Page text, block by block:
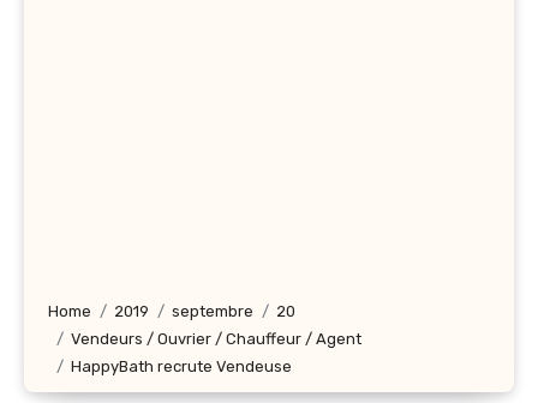
Home 2019 septembre
20
Vendeurs / Ouvrier / Chauffeur / Agent
HappyBath recrute Vendeuse